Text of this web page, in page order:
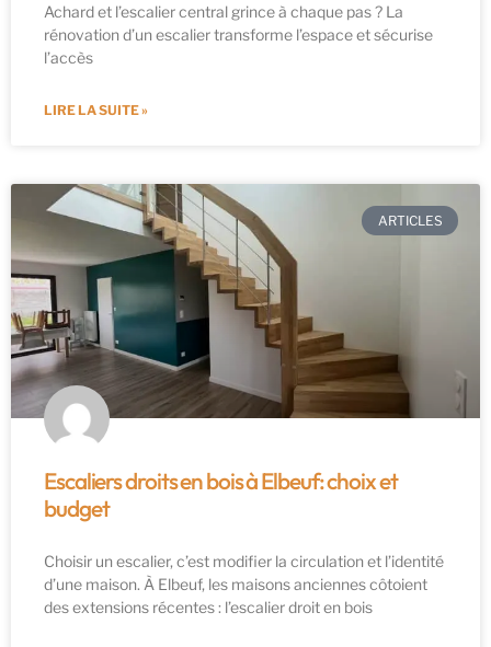
Achard et l’escalier central grince à chaque pas ? La
rénovation d’un escalier transforme l’espace et sécurise
l’accès
LIRE LA SUITE »
ARTICLES
Escaliers droits en bois à Elbeuf: choix et
budget
Choisir un escalier, c’est modifier la circulation et l’identité
d’une maison. À Elbeuf, les maisons anciennes côtoient
des extensions récentes : l’escalier droit en bois